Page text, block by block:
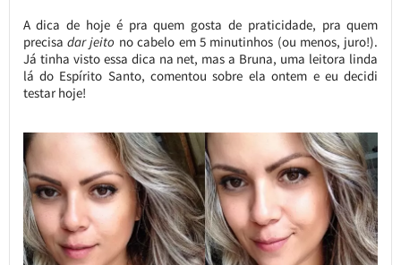
A dica de hoje é pra quem gosta de praticidade, pra quem
precisa dar jeito no cabelo em 5 minutinhos (ou menos, juro!).
Já tinha visto essa dica na net, mas a Bruna, uma leitora linda
lá do Espírito Santo, comentou sobre ela ontem e eu decidi
testar hoje!